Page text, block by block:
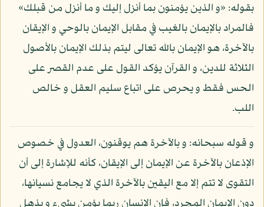
بقوله: «و الذين يؤمنون بما أنزل إليك و ما أنزل من قبلك»
فالمراد بالإيمان بالغيب في مقابل الإيمان بالوحي و الإيقان
بالآخرة، هو الإيمان بالله تعالى ليتم بذلك الإيمان بالأصول
الثلاثة للدين، و القرآن يؤكد القول على عدم القصر على
الحس فقط و يحرص على اتباع سليم العقل و خالص
اللب.
و قوله سبحانه: و بالآخرة هم يوقنون، العدول في خصوص
الإذعان بالآخرة عن الإيمان إلى الإيقان، كأنه للإشارة إلى أن
التقوى لا تتم إلا مع اليقين بالآخرة الذي لا يجامع نسيانها،
دون الإيمان المجرد، فإن الإنسان ربما يؤمن بشيء و يذهل